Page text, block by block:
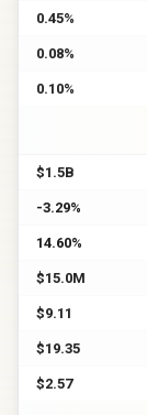
0.45%
0.08%
0.10%
$1.5B
-3.29%
14.60%
$15.0M
$9.11
$19.35
$2.57